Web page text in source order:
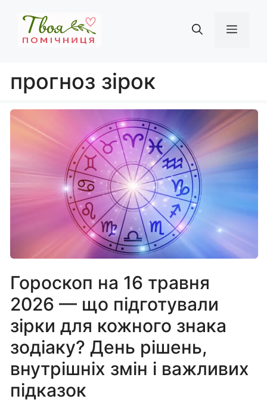
вмісту
прогноз зірок
Гороскоп на 16 травня
2026 — що підготували
зірки для кожного знака
зодіаку? День рішень,
внутрішніх змін і важливих
підказок